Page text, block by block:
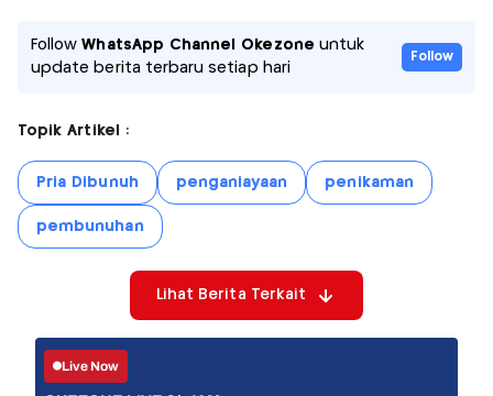
FollowWhatsApp Channel Okezone untuk
update berita terbaru setiap hari
Follow
Topik Artikel :
Pria Dibunuh penganiayaan penikaman
pembunuhan
Lihat Berita Terkait
Live Now